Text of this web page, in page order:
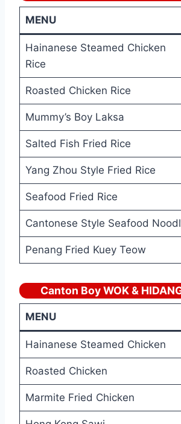
MENU
Hainanese Steamed Chicken
Rice
Roasted Chicken Rice
Mummy’s Boy Laksa
Salted Fish Fried Rice
Yang Zhou Style Fried Rice
Seafood Fried Rice
Cantonese Style Seafood
Penang Fried Kuey Teow
Canton Boy WOK &
MENU
Hainanese Steamed Chicken
Roasted Chicken
Marmite Fried Chicken